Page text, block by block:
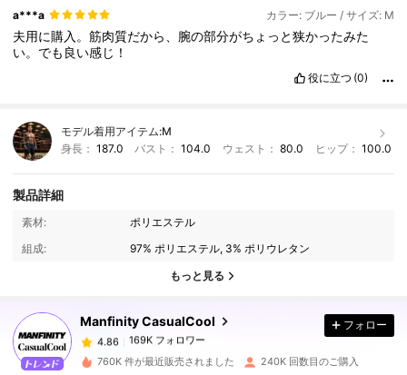
a***a カラー: ブルー / サイズ: M
夫用に購入。筋肉質だから、腕の部分がちょっと狭かったみた
い。でも良い感じ！
役に立つ (0)
モデル着用アイテム:M
身長： 187.0 バスト：104.0 ウェスト： 80.0 ヒップ： 100.0
製品詳細
素材:
ポリエステル
組成:
97% ポリエステル, 3% ポリウレタン
もっと見る
Manfinity CasualCool
169K フォロワー
4.86
169K フォロワー
t***3は5時間前に購入しました
フォロー
760K 件が最近販売されました 240K 回数目のご購入